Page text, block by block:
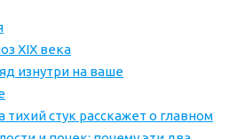
XIX века
изнутри на ваше
тихий стук расскажет о главном